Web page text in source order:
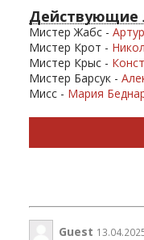
Действующие
Мистер Жабс -
Мистер Крот -
Мистер Крыс -
Мистер Барсук -
Мисс - Мария
Guest